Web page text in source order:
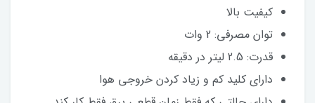
کیفیت بالا
توان مصرفی: 2 وات
قدرت: 2.5 لیتر در دقیقه
دارای کلید کم و زیاد کردن خروجی هوا